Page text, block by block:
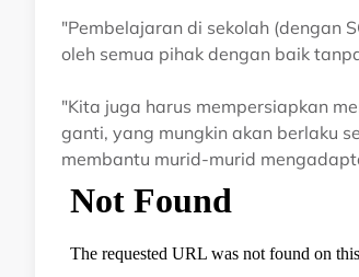
"Pembelajaran di sekolah (dengan
oleh semua pihak dengan baik
"Kita juga harus mempersiapkan
ganti, yang mungkin akan berlaku
membantu murid-murid